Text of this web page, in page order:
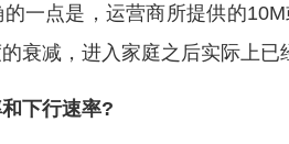
一点是，运营商所提供的
衰减，进入家庭之后实际上已
下行速率?